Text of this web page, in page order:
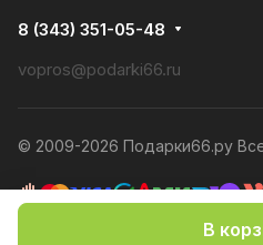
В
8 (343) 351-05-48
vopros@podarki66.ru
© 2009-2026 Подарки66.ру